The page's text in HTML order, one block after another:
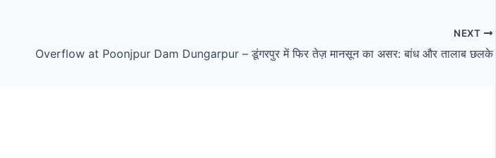
NEXT
Overflow at Poonjpur Dam Dungarpur – डूंगरपुर में फिर तेज़ मानसून का असर: बांध और तालाब छलके